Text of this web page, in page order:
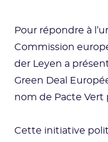
Pour répondre à
Commission
der Leyen a
Green Deal
nom de Pacte Vert
Cette initiative